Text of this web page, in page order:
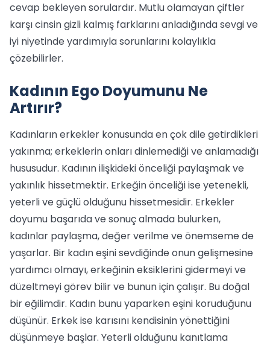
cevap bekleyen sorulardır. Mutlu olamayan çiftler
karşı cinsin gizli kalmış farklarını anladığında sevgi ve
iyi niyetinde yardımıyla sorunlarını kolaylıkla
çözebilirler.
Kadının Ego Doyumunu Ne
Artırır?
Kadınların erkekler konusunda en çok dile getirdikleri
yakınma; erkeklerin onları dinlemediği ve anlamadığı
hususudur. Kadının ilişkideki önceliği paylaşmak ve
yakınlık hissetmektir. Erkeğin önceliği ise yetenekli,
yeterli ve güçlü olduğunu hissetmesidir. Erkekler
doyumu başarıda ve sonuç almada bulurken,
kadınlar paylaşma, değer verilme ve önemseme de
yaşarlar. Bir kadın eşini sevdiğinde onun gelişmesine
yardımcı olmayı, erkeğinin eksiklerini gidermeyi ve
düzeltmeyi görev bilir ve bunun için çalışır. Bu doğal
bir eğilimdir. Kadın bunu yaparken eşini koruduğunu
düşünür. Erkek ise karısını kendisinin yönettiğini
düşünmeye başlar. Yeterli olduğunu kanıtlama